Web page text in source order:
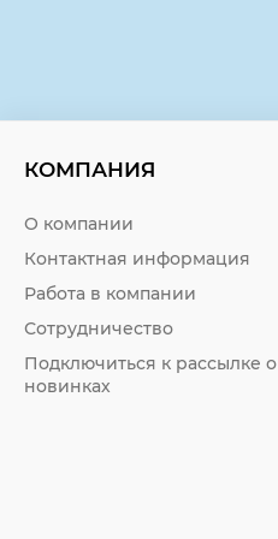
КОМПАНИЯ
О компании
Контактная информация
Работа в компании
Сотрудничество
Подключиться к рассылке о
новинках